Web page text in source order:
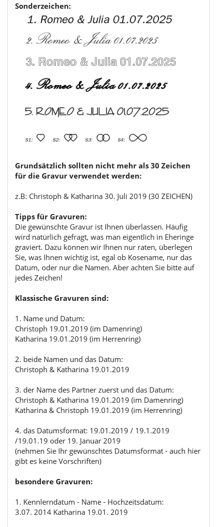
Sonderzeichen:
Grundsätzlich sollten nicht mehr als 30 Zeichen
für die Gravur verwendet werden:
z.B: Christoph & Katharina 30. Juli 2019 (30 ZEICHEN)
Tipps für Gravuren:
Die gewünschte Gravur ist Ihnen überlassen. Häufig
wird natürlich gefragt, was man eigentlich in Eheringe
graviert. Dazu können wir Ihnen nur raten, überlegen
Sie, was Ihnen wichtig ist, egal ob Kosename, nur das
Datum, oder nur die Namen. Aber achten Sie bitte auf
jedes Zeichen!
Klassische Gravuren sind:
1. Name und Datum:
Christoph 19.01.2019 (im Damenring)
Katharina 19.01.2019 (im Herrenring)
2. beide Namen und das Datum:
Christoph & Katharina 19.01.2019
3. der Name des Partner zuerst und das Datum:
Christoph & Katharina 19.01.2019 (im Damenring)
Katharina & Christoph 19.01.2019 (im Herrenring)
4. das Datumsformat: 19.01.2019 / 19.1.2019
/19.01.19 oder 19. Januar 2019
(nehmen Sie Ihr gewünschtes Datumsformat - auch hier
gibt es keine Vorschriften)
besondere Gravuren:
1. Kennlerndatum - Name - Hochzeitsdatum:
3.07. 2014 Katharina 19.01. 2019